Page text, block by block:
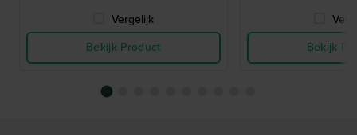
Vergelijk
Bekijk Product
Bekijk